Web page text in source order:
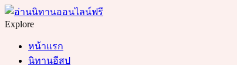
Menu
Search
Explore
หน้าแรก
นิทานอีสป